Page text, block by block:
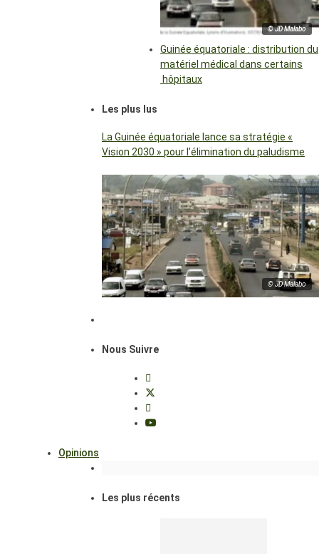
© JD Malabo
Guinée équatoriale : distribution du
matériel médical dans certains
hôpitaux
Les plus lus
La Guinée équatoriale lance sa stratégie «
Vision 2030 » pour l’élimination du paludisme
© JD Malabo
Nous Suivre
Opinions
Les plus récents